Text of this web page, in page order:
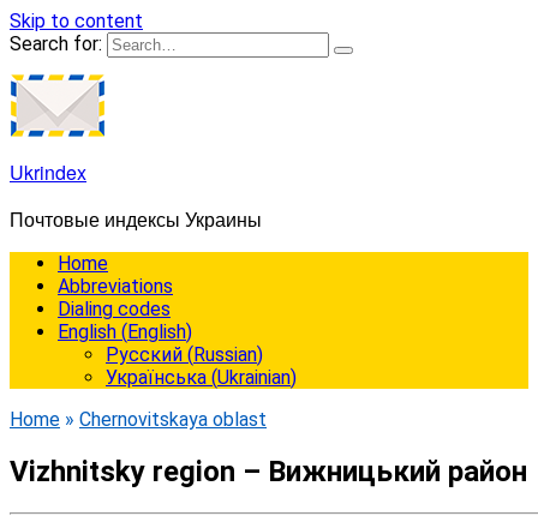
Skip to content
Search for:
Ukrindex
Почтовые индексы Украины
Home
Abbreviations
Dialing codes
English (English)
Русский (Russian)
Українська (Ukrainian)
Home » Chernovitskaya oblast
Vizhnitsky region – Вижницький район